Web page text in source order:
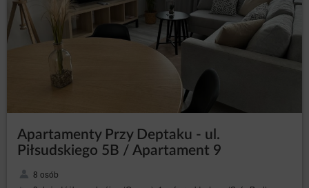
Administrator danych ujawnia dane osobowe Użytkowników
wyłącznie podmiotom przetwarzającym na mocy zawartych
umów powierzenia przetwarzania danych osobowych w
celu realizacji usług na rzecz Administratora danych, np.
hostingu i obsługi Strony, usługi IT, obsługi marketingowej i
PR.
Przesyłanie danych osobowych do państw trzecich
Dane osobowe nie będą przetwarzane w państwach
trzecich.
Prawa osób, których dane dotyczą
Każda osoba, której dane dotyczą, ma prawo:
Apartamenty Przy Deptaku - ul.
Piłsudskiego 5B / Apartament 9
8 osób